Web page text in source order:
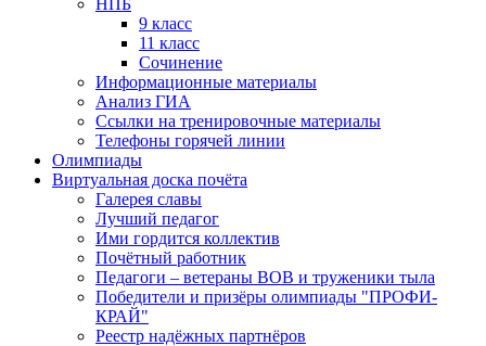
НПБ
9 класс
11 класс
Сочинение
Информационные материалы
Анализ ГИА
Ссылки на тренировочные материалы
Телефоны горячей линии
Олимпиады
Виртуальная доска почёта
Галерея славы
Лучший педагог
Ими гордится коллектив
Почётный работник
Педагоги – ветераны ВОВ и труженики тыла
Победители и призёры олимпиады "ПРОФИ-
КРАЙ"
Реестр надёжных партнёров